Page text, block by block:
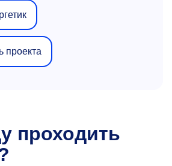
проекта
проходить